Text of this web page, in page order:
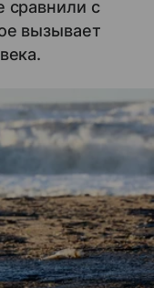
сравнили с
вызывает